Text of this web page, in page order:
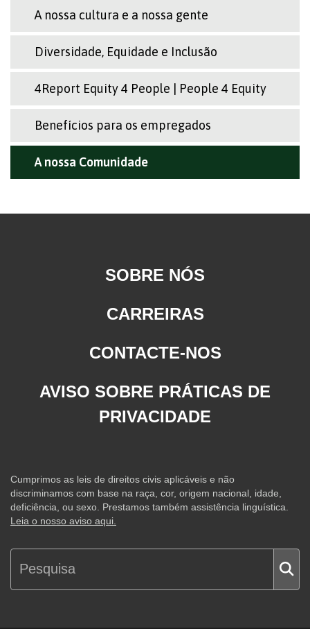
A nossa cultura e a nossa gente
Diversidade, Equidade e Inclusão
4Report Equity 4 People | People 4 Equity
Benefícios para os empregados
A nossa Comunidade
SOBRE NÓS
CARREIRAS
CONTACTE-NOS
AVISO SOBRE PRÁTICAS DE
PRIVACIDADE
Cumprimos as leis de direitos civis aplicáveis e não
discriminamos com base na raça, cor, origem nacional, idade,
deficiência, ou sexo. Prestamos também assistência linguística.
Leia o nosso aviso aqui.